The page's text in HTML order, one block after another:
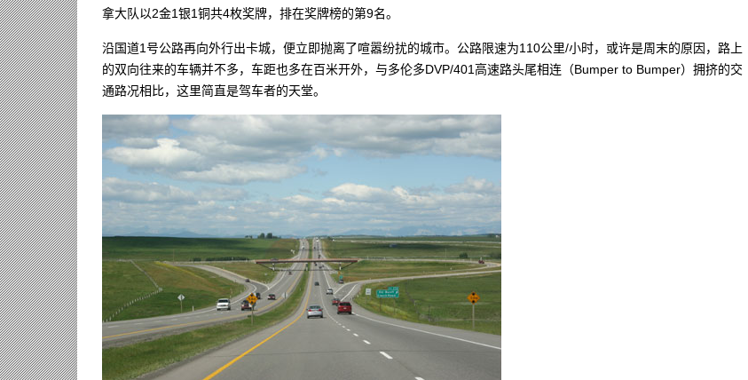
拿大队以2金1银1铜共4枚奖牌，排在奖牌榜的第9名。
沿国道1号公路再向外行出卡城，便立即抛离了喧嚣纷扰的城市。公路限速为110公里/小时，或许是周末的原因，路上
的双向往来的车辆并不多，车距也多在百米开外，与多伦多DVP/401高速路头尾相连（Bumper to Bumper）拥挤的交
通路况相比，这里简直是驾车者的天堂。